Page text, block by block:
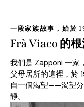
一段家族故事，始於
Frà Viaco 的根
我們是 Zapponi 一家
父母居所的這裡，於
自一個渴望——渴望
靜。